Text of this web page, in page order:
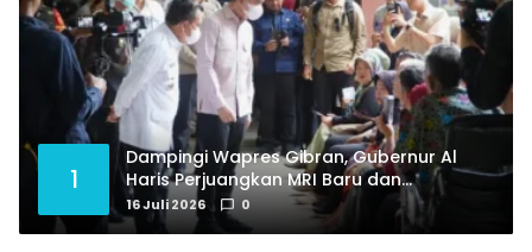
1
Dampingi Wapres Gibran, Gubernur Al
Haris Perjuangkan MRI Baru dan
Tambahan Dokter Spesialis untuk RSUD
Raden Mattaher
16 Juli 2026 0